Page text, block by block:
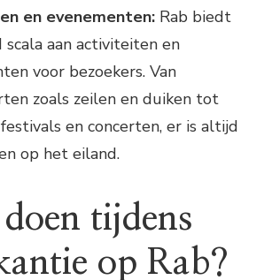
en evenementen: Rab biedt
scala aan activiteiten en
voor bezoekers. Van
zoals zeilen en duiken tot
en concerten, er is altijd
op het eiland.
tijdens
op Rab?